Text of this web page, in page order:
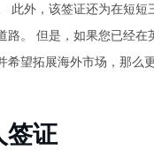
此外，该签证还为在短短
路。 但是，如果您已经在
希望拓展海外市场，那么
签证